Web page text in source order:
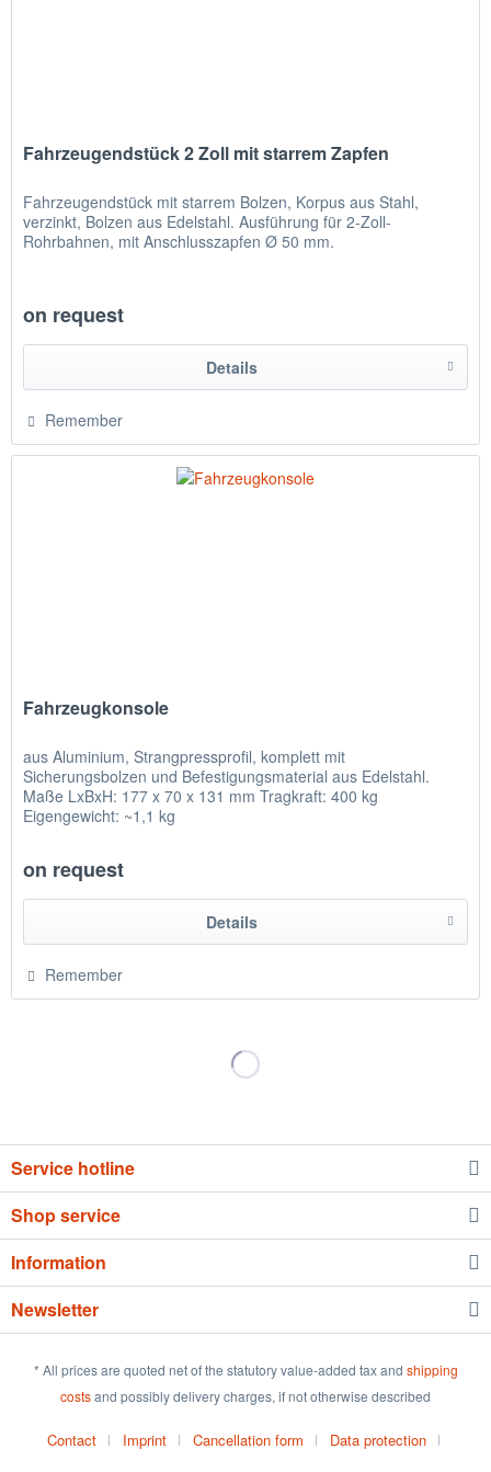
Fahrzeugendstück 2 Zoll mit starrem Zapfen
Fahrzeugendstück mit starrem Bolzen, Korpus aus Stahl,
verzinkt, Bolzen aus Edelstahl. Ausführung für 2-Zoll-
Rohrbahnen, mit Anschlusszapfen Ø 50 mm.
on request
Details
Remember
Fahrzeugkonsole
aus Aluminium, Strangpressprofil, komplett mit
Sicherungsbolzen und Befestigungsmaterial aus Edelstahl.
Maße LxBxH: 177 x 70 x 131 mm Tragkraft: 400 kg
Eigengewicht: ~1,1 kg
on request
Details
Remember
Service hotline
Shop service
Information
Newsletter
* All prices are quoted net of the statutory value-added tax and shipping
costsand possibly delivery charges, if not otherwise described
Contact Imprint Cancellation form
Data protection